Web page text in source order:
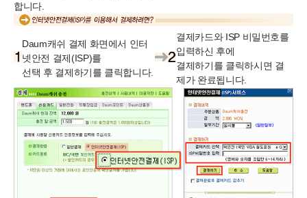
합니다.
Daum캐쉬 결제 화면에서 인터
넷안전 결제(ISP)를
선택 후 결제하기를 클릭합니다.
결제카드와 ISP 비밀번호를
입력하신 후에
결제하기를 클릭하시면 결
제가 완료됩니다.